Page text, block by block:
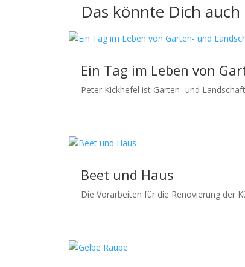
Das könnte Dich
Ein Tag im Leben von
Peter Kickhefel ist Garten- und
Beet und Haus
Die Vorarbeiten für die Renovierung der